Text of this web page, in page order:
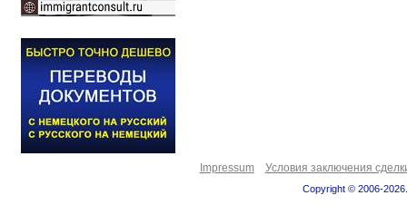
Impressum Условия заключения
Copyright © 2006-